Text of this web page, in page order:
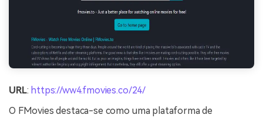
URL: https://ww4.fmovies.co/24/
O FMovies destaca-se como uma plataforma de